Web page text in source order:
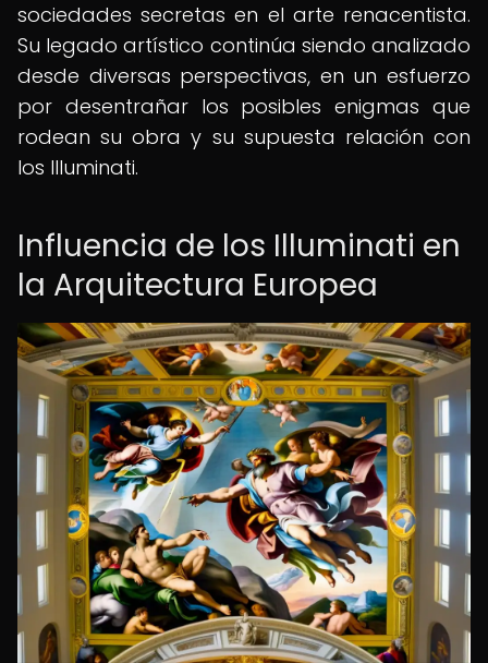
sociedades secretas en el arte renacentista.
Su legado artístico continúa siendo analizado
desde diversas perspectivas, en un esfuerzo
por desentrañar los posibles enigmas que
rodean su obra y su supuesta relación con
los Illuminati.
Influencia de los Illuminati en
la Arquitectura Europea